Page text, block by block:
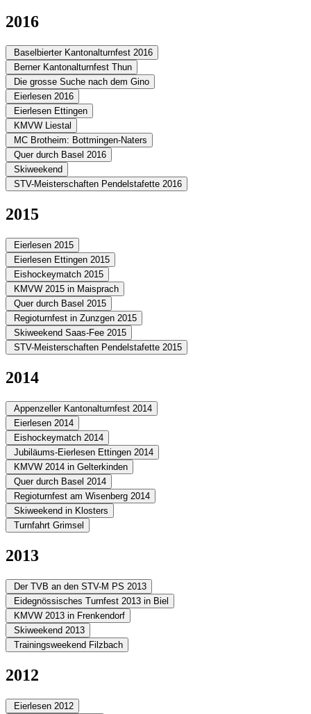
2016
Baselbierter Kantonalturnfest 2016
Berner Kantonalturnfest Thun
Die grosse Suche nach dem Gino
Eierlesen 2016
Eierlesen Ettingen
KMVW Liestal
MC Brotheim: Bottmingen-Naters
Quer durch Basel 2016
Skiweekend
STV-Meisterschaften Pendelstafette 2016
2015
Eierlesen 2015
Eierlesen Ettingen 2015
Eishockeymatch 2015
KMVW 2015 in Maisprach
Quer durch Basel 2015
Regioturnfest in Zunzgen 2015
Skiweekend Saas-Fee 2015
STV-Meisterschaften Pendelstafette 2015
2014
Appenzeller Kantonalturnfest 2014
Eierlesen 2014
Eishockeymatch 2014
Jubiläums-Eierlesen Ettingen 2014
KMVW 2014 in Gelterkinden
Quer durch Basel 2014
Regioturnfest am Wisenberg 2014
Skiweekend in Klosters
Turnfahrt Grimsel
2013
Der TVB an den STV-M PS 2013
Eidegnössisches Turnfest 2013 in Biel
KMVW 2013 in Frenkendorf
Skiweekend 2013
Trainingsweekend Filzbach
2012
Eierlesen 2012